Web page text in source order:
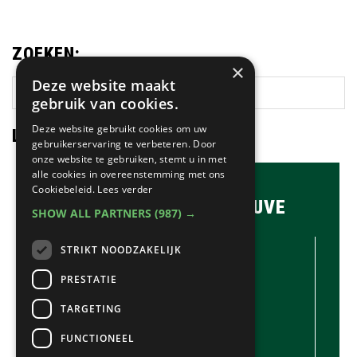
ZOEKEN:
Zoek
op
deze
website
LAATSTE NIEUWS:
BRASSERIE & BAR MAUVE
CONTACTGEGEVENS //
info@mauve.nl
×
Deze website maakt
gebruik van cookies.
Deze website gebruikt cookies om uw
gebruikerservaring te verbeteren. Door
onze website te gebruiken, stemt u in met
alle cookies in overeenstemming met ons
Cookiebeleid. Lees verder
SHOW ALL PARTNERS (987) →
STRIKT NOODZAKELIJK
PRESTATIE
TARGETING
FUNCTIONEEL